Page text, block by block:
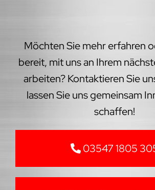
Möchten Sie mehr erfahren
bereit, mit uns an Ihrem
arbeiten? Kontaktieren Sie
lassen Sie uns gemeinsam
schaffen!
03547 1805